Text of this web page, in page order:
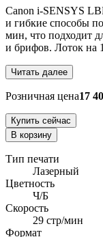
Canon i-SENSYS
и гибкие способы
мин, что подходит
и брифов. Лоток на
Читать далее
Розничная цена17
Купить сейчас
В корзину
Тип печати
Лазерный
Цветность
Ч/Б
Скорость
29 стр/мин
Формат